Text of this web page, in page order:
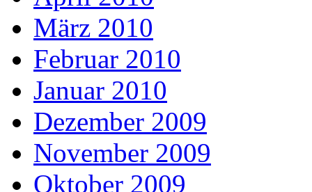
März 2010
Februar 2010
Januar 2010
Dezember 2009
November 2009
Oktober 2009